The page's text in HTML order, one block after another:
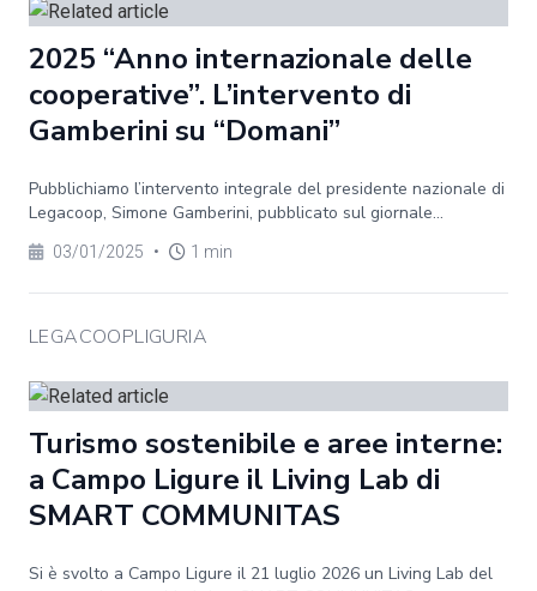
2025 “Anno internazionale delle
cooperative”. L’intervento di
Gamberini su “Domani”
Pubblichiamo l’intervento integrale del presidente nazionale di
Legacoop, Simone Gamberini, pubblicato sul giornale...
03/01/2025 • 1 min
LEGACOOPLIGURIA
Turismo sostenibile e aree interne:
a Campo Ligure il Living Lab di
SMART COMMUNITAS
Si è svolto a Campo Ligure il 21 luglio 2026 un Living Lab del